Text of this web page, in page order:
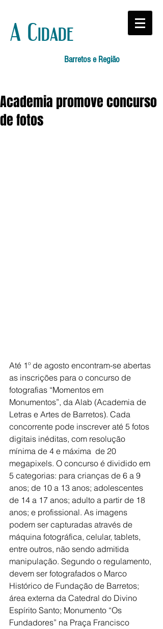
A Cidade
Barretos e Região
Academia promove concurso
de fotos
Até 1º de agosto encontram-se abertas
as inscrições para o concurso de
fotografias “Momentos em
Monumentos”, da Alab (Academia de
Letras e Artes de Barretos). Cada
concorrente pode inscrever até 5 fotos
digitais inéditas, com resolução
mínima de 4 e máxima  de 20
megapixels. O concurso é dividido em
5 categorias: para crianças de 6 a 9
anos; de 10 a 13 anos; adolescentes
de 14 a 17 anos; adulto a partir de 18
anos; e profissional. As imagens
podem ser capturadas através de
máquina fotográfica, celular, tablets,
entre outros, não sendo admitida
manipulação. Segundo o regulamento,
devem ser fotografados o Marco
Histórico de Fundação de Barretos;
área externa da Catedral do Divino
Espírito Santo; Monumento “Os
Fundadores” na Praça Francisco